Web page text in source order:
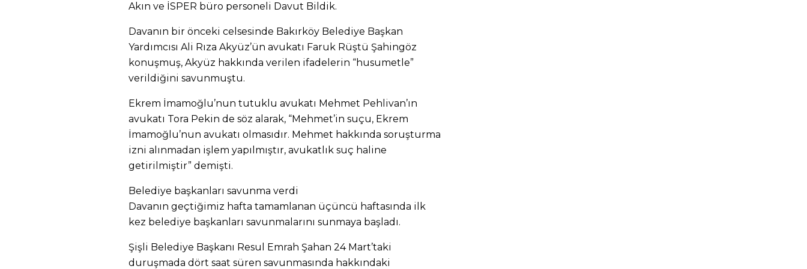
Akın ve İSPER büro personeli Davut Bildik.
Davanın bir önceki celsesinde Bakırköy Belediye Başkan
Yardımcısı Ali Rıza Akyüz’ün avukatı Faruk Rüştü Şahingöz
konuşmuş, Akyüz hakkında verilen ifadelerin “husumetle”
verildiğini savunmuştu.
Ekrem İmamoğlu’nun tutuklu avukatı Mehmet Pehlivan’ın
avukatı Tora Pekin de söz alarak, “Mehmet’in suçu, Ekrem
İmamoğlu’nun avukatı olmasıdır. Mehmet hakkında soruşturma
izni alınmadan işlem yapılmıştır, avukatlık suç haline
getirilmiştir” demişti.
Belediye başkanları savunma verdi
Davanın geçtiğimiz hafta tamamlanan üçüncü haftasında ilk
kez belediye başkanları savunmalarını sunmaya başladı.
Şişli Belediye Başkanı Resul Emrah Şahan 24 Mart’taki
duruşmada dört saat süren savunmasında hakkındaki